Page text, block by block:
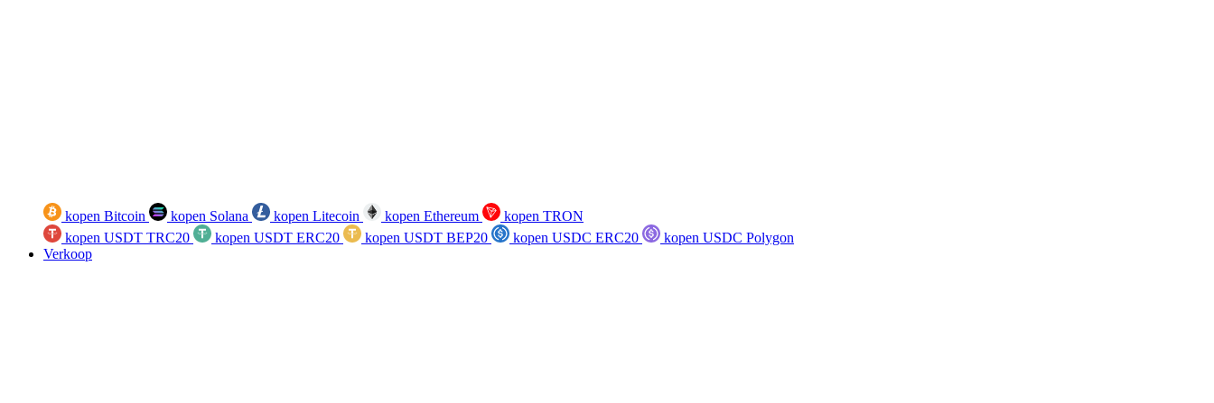
kopen Bitcoin kopen Solana kopen Litecoin kopen Ethereum
kopen TRON
kopen USDT TRC20
kopen USDT ERC20 kopen USDT BEP20 kopen USDC ERC20
kopen USDC Polygon
Verkoop